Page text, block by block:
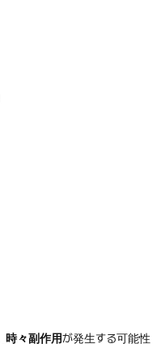
時々副作用が発生する可能性